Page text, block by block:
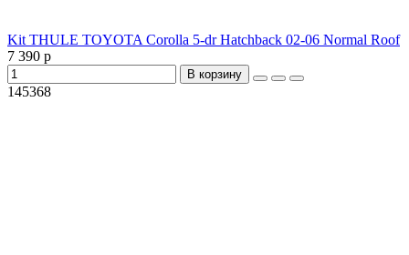
Kit THULE TOYOTA Corolla 5-dr Hatchback 02-06 Normal Roof
7 390 р
В корзину
145368